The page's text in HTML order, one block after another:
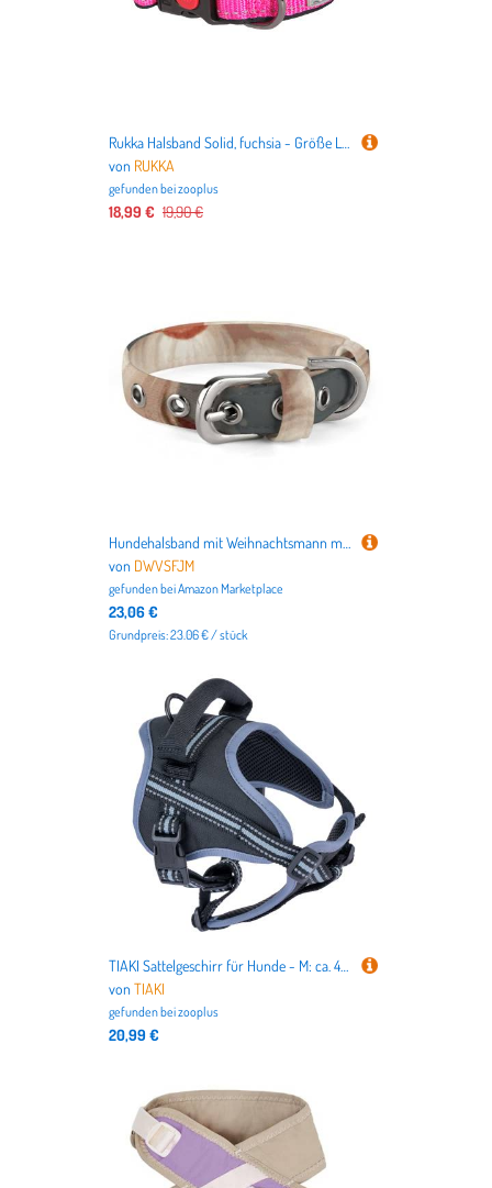
Rukka Halsband Solid, fuchsia - Größe L: 45 - 70 cm Halsumfang
von RUKKA
gefunden beizooplus
18,99 € 19,90 €
Hundehalsband mit Weihnachtsmann mit Box, verstellbar, weich und bequem, Welpenhalsbänder mit Metallschnalle, Haustierhalsband für kleine, mittelgroße Haustiere
von DWVSFJM
gefunden beiAmazon Marketplace
23,06 €
Grundpreis: 23.06 € / stück
TIAKI Sattelgeschirr für Hunde - M: ca. 48–65 cm Halsumfang
vonTIAKI
gefunden beizooplus
20,99 €